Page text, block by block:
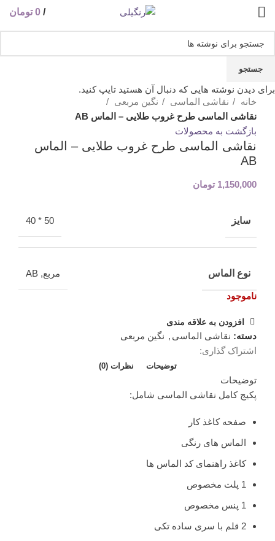
/
0 تومان
اتمام موجودی
بزرگنمایی تصویر
خانه
نقاشی الماسی
نگین مربعی
نقاشی الماسی طرح غروب طلایی – الماس AB
بازگشت به محصولات
نقاشی الماسی طرح غروب طلایی – الماس
AB
1,150,000 تومان
سایز 50 * 40
نوع الماس مربع, AB
ناموجود
افزودن به علاقه مندی
دسته: نقاشی الماسی , نگین مربعی
اشتراک گذاری:
توضیحات نظرات (0)
توضیحات
پکیج کامل نقاشی الماسی شامل:
صفحه کاغذ کار
الماس های رنگی
کاغذ راهنمای کد الماس ها
1 پلت مخصوص
1 پنس مخصوص
2 قلم با سری ساده تکی
جستجو
برای دیدن نوشته هایی که دنبال آن هستید تایپ کنید.